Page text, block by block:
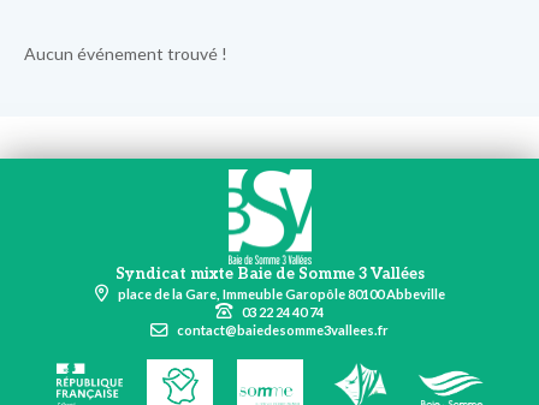
Aucun événement trouvé !
Syndicat mixte Baie de Somme 3 Vallées
place de la Gare, Immeuble Garopôle 80100 Abbeville
03 22 24 40 74
contact@baiedesomme3vallees.fr